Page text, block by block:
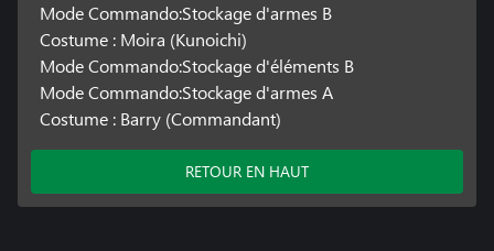
Mode Commando:Stockage d'armes B
Costume : Moira (Kunoichi)
Mode Commando:Stockage d'éléments B
Mode Commando:Stockage d'armes A
Costume : Barry (Commandant)
RETOUR EN HAUT